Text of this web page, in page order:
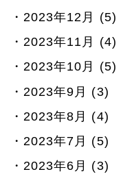
2023年12月 (5)
2023年11月 (4)
2023年10月 (5)
2023年9月 (3)
2023年8月 (4)
2023年7月 (5)
2023年6月 (3)